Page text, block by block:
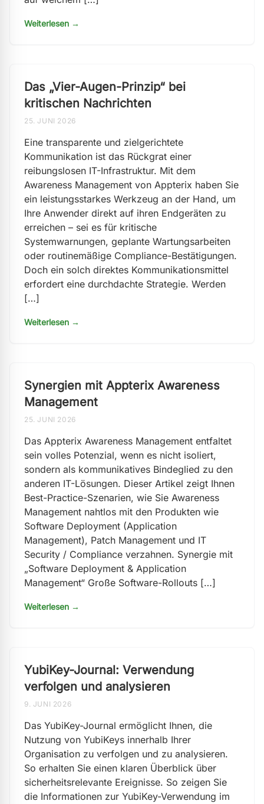
Weiterlesen →
Das „Vier-Augen-Prinzip“ bei
kritischen Nachrichten
25. JUNI 2026
Eine transparente und zielgerichtete
Kommunikation ist das Rückgrat einer
reibungslosen IT-Infrastruktur. Mit dem
Awareness Management von Appterix haben Sie
ein leistungsstarkes Werkzeug an der Hand, um
Ihre Anwender direkt auf ihren Endgeräten zu
erreichen – sei es für kritische
Systemwarnungen, geplante Wartungsarbeiten
oder routinemäßige Compliance-Bestätigungen.
Doch ein solch direktes Kommunikationsmittel
erfordert eine durchdachte Strategie. Werden
[…]
Weiterlesen →
Synergien mit Appterix Awareness
Management
25. JUNI 2026
Das Appterix Awareness Management entfaltet
sein volles Potenzial, wenn es nicht isoliert,
sondern als kommunikatives Bindeglied zu den
anderen IT-Lösungen. Dieser Artikel zeigt Ihnen
Best-Practice-Szenarien, wie Sie Awareness
Management nahtlos mit den Produkten wie
Software Deployment (Application
Management), Patch Management und IT
Security / Compliance verzahnen. Synergie mit
„Software Deployment & Application
Management“ Große Software-Rollouts […]
Weiterlesen →
YubiKey-Journal: Verwendung
verfolgen und analysieren
9. JUNI 2026
Das YubiKey-Journal ermöglicht Ihnen, die
Nutzung von YubiKeys innerhalb Ihrer
Organisation zu verfolgen und zu analysieren.
So erhalten Sie einen klaren Überblick über
sicherheitsrelevante Ereignisse. So zeigen Sie
die Informationen zur YubiKey-Verwendung im